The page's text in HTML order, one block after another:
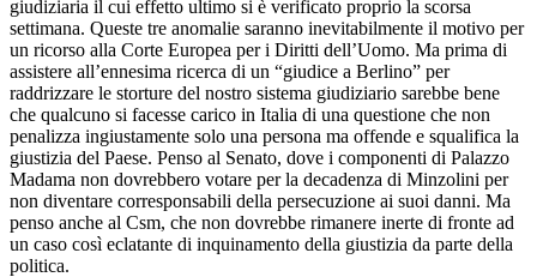
giudiziaria il cui effetto ultimo si è verificato proprio la scorsa
settimana. Queste tre anomalie saranno inevitabilmente il motivo per
un ricorso alla Corte Europea per i Diritti dell’Uomo. Ma prima di
assistere all’ennesima ricerca di un “giudice a Berlino” per
raddrizzare le storture del nostro sistema giudiziario sarebbe bene
che qualcuno si facesse carico in Italia di una questione che non
penalizza ingiustamente solo una persona ma offende e squalifica la
giustizia del Paese. Penso al Senato, dove i componenti di Palazzo
Madama non dovrebbero votare per la decadenza di Minzolini per
non diventare corresponsabili della persecuzione ai suoi danni. Ma
penso anche al Csm, che non dovrebbe rimanere inerte di fronte ad
un caso così eclatante di inquinamento della giustizia da parte della
politica.